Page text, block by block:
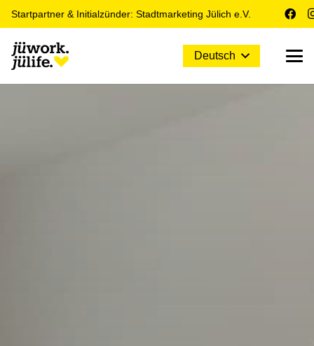
Startpartner & Initialzünder: Stadtmarketing Jülich e.V.
Deutsch